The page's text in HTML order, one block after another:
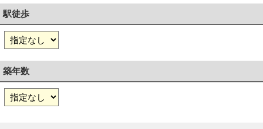
駅徒歩
築年数